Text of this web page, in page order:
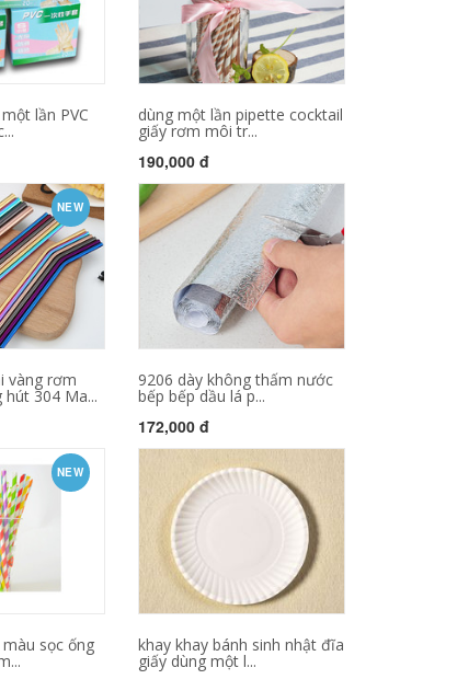
lần PVC dùng một lần pipette cocktail
giấy rơm môi tr...
190,000 đ
NEW
vàng rơm
hút 304 Ma...
9206 dày không thấm nước
bếp bếp dầu lá p...
172,000 đ
NEW
sọc ống khay khay bánh sinh nhật đĩa
giấy dùng một l...